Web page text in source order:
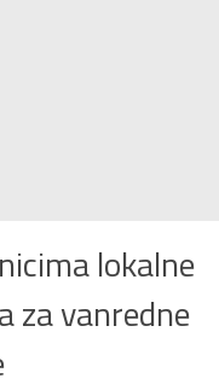
lokalne
za vanredne